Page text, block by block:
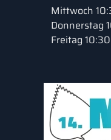
Mittwoch
Donnerstag
Freitag